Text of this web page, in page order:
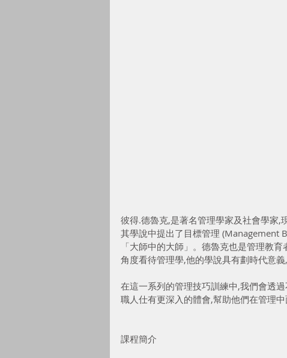
彼得.德魯克,是著名管理學家及社會學家,
其學說中提出了目標管理 (Management
「大師中的大師」。德魯克也是管理教
角度看待管理學,他的學說具有劃時代意
在這一系列的管理技巧訓練中,我們會透
職人仕有更深入的體會,幫助他們在管理中
課程簡介